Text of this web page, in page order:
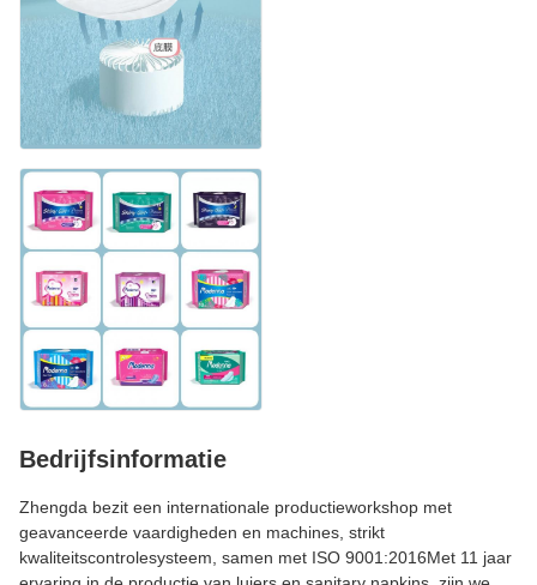
Bedrijfsinformatie
Zhengda bezit een internationale productieworkshop met
geavanceerde vaardigheden en machines, strikt
kwaliteitscontrolesysteem, samen met ISO 9001:2016Met 11 jaar